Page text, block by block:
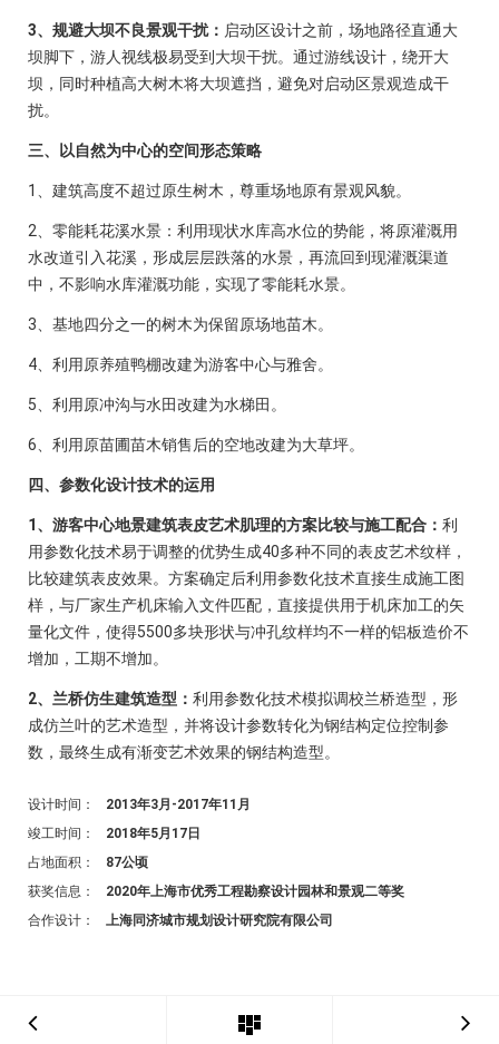
3、规避大坝不良景观干扰： 启动区设计之前，场地路径直通大
坝脚下，游人视线极易受到大坝干扰。通过游线设计，绕开大
坝，同时种植高大树木将大坝遮挡，避免对启动区景观造成干
扰。
三、以自然为中心的空间形态策略
1、建筑高度不超过原生树木，尊重场地原有景观风貌。
2、零能耗花溪水景：利用现状水库高水位的势能，将原灌溉用
水改道引入花溪，形成层层跌落的水景，再流回到现灌溉渠道
中，不影响水库灌溉功能，实现了零能耗水景。
3、基地四分之一的树木为保留原场地苗木。
4、利用原养殖鸭棚改建为游客中心与雅舍。
5、利用原冲沟与水田改建为水梯田。
6、利用原苗圃苗木销售后的空地改建为大草坪。
四、参数化设计技术的运用
1、游客中心地景建筑表皮艺术肌理的方案比较与施工配合： 利
用参数化技术易于调整的优势生成40多种不同的表皮艺术纹样，
比较建筑表皮效果。方案确定后利用参数化技术直接生成施工图
样，与厂家生产机床输入文件匹配，直接提供用于机床加工的矢
量化文件，使得5500多块形状与冲孔纹样均不一样的铝板造价不
增加，工期不增加。
2、兰桥仿生建筑造型： 利用参数化技术模拟调校兰桥造型，形
成仿兰叶的艺术造型，并将设计参数转化为钢结构定位控制参
数，最终生成有渐变艺术效果的钢结构造型。
设计时间：
2013年3月-2017年11月
竣工时间：
2018年5月17日
占地面积：
87公顷
获奖信息：
2020年上海市优秀工程勘察设计园林和景观二等奖
合作设计：
上海同济城市规划设计研究院有限公司